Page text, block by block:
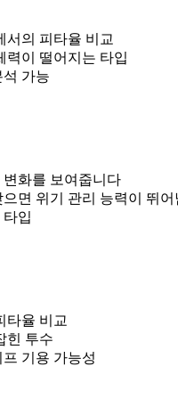
서의 피타율 비교
력이 떨어지는 타입
가능
변화를 보여줍니다
면 위기 관리 능력이 뛰어
입
타율 비교
힌 투수
기용 가능성